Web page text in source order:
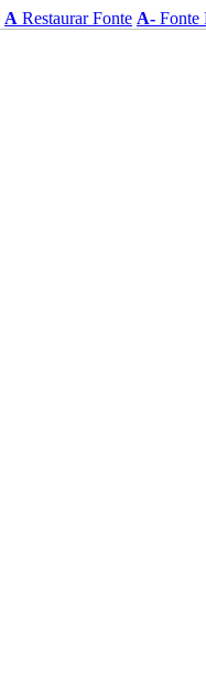
A Restaurar Fonte A- Fonte